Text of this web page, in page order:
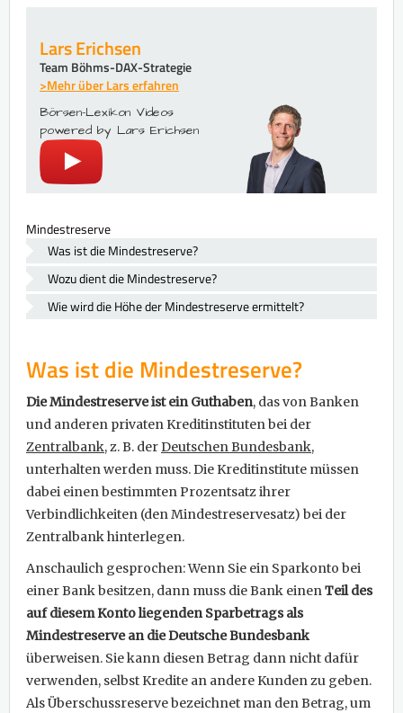
Lars Erichsen
Team Böhms-DAX-Strategie
>Mehr über Lars erfahren
Börsen-Lexikon Videos
powered by Lars Erichsen
Mindestreserve
Was ist die Mindestreserve?
Wozu dient die Mindestreserve?
Wie wird die Höhe der Mindestreserve ermittelt?
Was ist die Mindestreserve?
Die Mindestreserve ist ein Guthaben, das von Banken
und anderen privaten Kreditinstituten bei der
Zentralbank, z. B. derDeutschen Bundesbank,
unterhalten werden muss. Die Kreditinstitute müssen
dabei einen bestimmten Prozentsatz ihrer
Verbindlichkeiten (den Mindestreservesatz) bei der
Zentralbank hinterlegen.
Anschaulich gesprochen: Wenn Sie ein Sparkonto bei
einer Bank besitzen, dann muss die Bank einenTeil des
auf diesem Konto liegenden Sparbetrags als
Mindestreserve an die Deutsche Bundesbank
überweisen. Sie kann diesen Betrag dann nicht dafür
verwenden, selbst Kredite an andere Kunden zu geben.
Als Überschussreserve bezeichnet man den Betrag, um